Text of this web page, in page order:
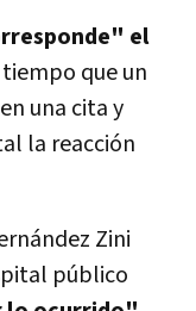
el
que un
una cita y
la reacción
Zini
público